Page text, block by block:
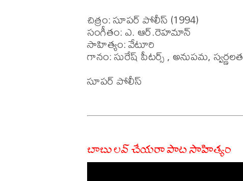
చిత్రం: సూపర్ పోలీస్ (1994)
సంగీతం: ఎ. ఆర్.రెహమాన్
సాహిత్యం: వేటూరి
గానం: సురేష్ పీటర్స్ , అనుపమ, స్వర్ణలత
సూపర్ పోలీస్
బాబు లవ్ చేయరా పాట సాహిత్యం